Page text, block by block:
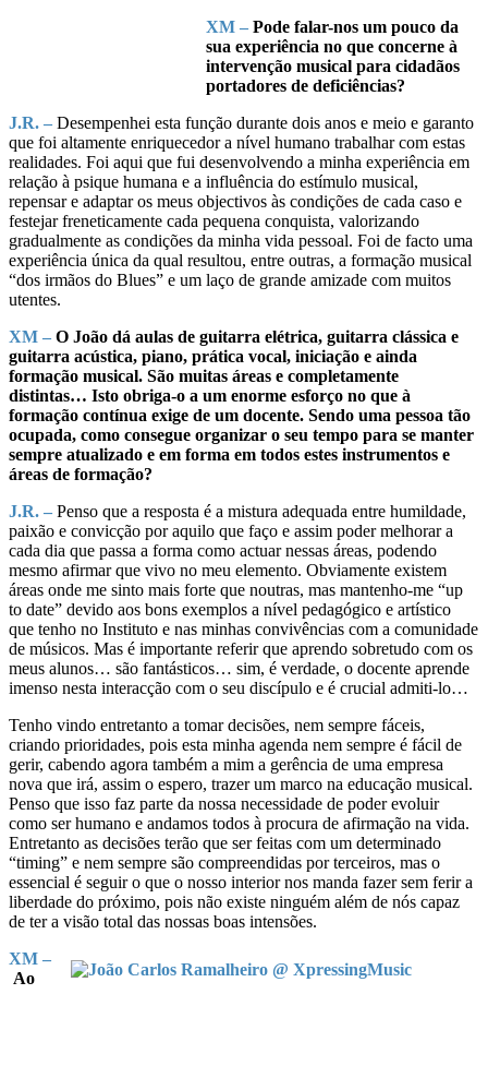
XM – Pode falar-nos um pouco da
sua experiência no que concerne à
intervenção musical para cidadãos
portadores de deficiências?
J.R. – Desempenhei esta função durante dois anos e meio e garanto
que foi altamente enriquecedor a nível humano trabalhar com estas
realidades. Foi aqui que fui desenvolvendo a minha experiência em
relação à psique humana e a influência do estímulo musical,
repensar e adaptar os meus objectivos às condições de cada caso e
festejar freneticamente cada pequena conquista, valorizando
gradualmente as condições da minha vida pessoal. Foi de facto uma
experiência única da qual resultou, entre outras, a formação musical
“dos irmãos do Blues” e um laço de grande amizade com muitos
utentes.
XM – O João dá aulas de guitarra elétrica, guitarra clássica e
guitarra acústica, piano, prática vocal, iniciação e ainda
formação musical. São muitas áreas e completamente
distintas… Isto obriga-o a um enorme esforço no que à
formação contínua exige de um docente. Sendo uma pessoa tão
ocupada, como consegue organizar o seu tempo para se manter
sempre atualizado e em forma em todos estes instrumentos e
áreas de formação?
J.R. – Penso que a resposta é a mistura adequada entre humildade,
paixão e convicção por aquilo que faço e assim poder melhorar a
cada dia que passa a forma como actuar nessas áreas, podendo
mesmo afirmar que vivo no meu elemento. Obviamente existem
áreas onde me sinto mais forte que noutras, mas mantenho-me “up
to date” devido aos bons exemplos a nível pedagógico e artístico
que tenho no Instituto e nas minhas convivências com a comunidade
de músicos. Mas é importante referir que aprendo sobretudo com os
meus alunos… são fantásticos… sim, é verdade, o docente aprende
imenso nesta interacção com o seu discípulo e é crucial admiti-lo…
Tenho vindo entretanto a tomar decisões, nem sempre fáceis,
criando prioridades, pois esta minha agenda nem sempre é fácil de
gerir, cabendo agora também a mim a gerência de uma empresa
nova que irá, assim o espero, trazer um marco na educação musical.
Penso que isso faz parte da nossa necessidade de poder evoluir
como ser humano e andamos todos à procura de afirmação na vida.
Entretanto as decisões terão que ser feitas com um determinado
“timing” e nem sempre são compreendidas por terceiros, mas o
essencial é seguir o que o nosso interior nos manda fazer sem ferir a
liberdade do próximo, pois não existe ninguém além de nós capaz
de ter a visão total das nossas boas intensões.
XM –
Ao